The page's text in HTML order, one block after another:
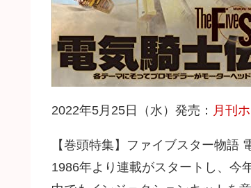
2022年5月25日（水）発売： 月刊
【巻頭特集】ファイブスター物語
1986年より連載がスタートし、今